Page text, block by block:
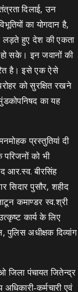
दिलाई, उन
का योगदान है,
लड़ते हुए देश की एकता
सके। इन जवानों की
है। इसे एक ऐसे
को सुरक्षित रखने
का यह
प्रस्तुतियां दी
परिजनों को भी
आर.स्व. बीरसिंह
सिदार पुसौर, शहीद
कमाण्डर स्व.श्री
कार्य के लिए
पुलिस अधीक्षक दिव्यांग
जिला पंचायत जितेन्द्र
कर्मचारी एवं